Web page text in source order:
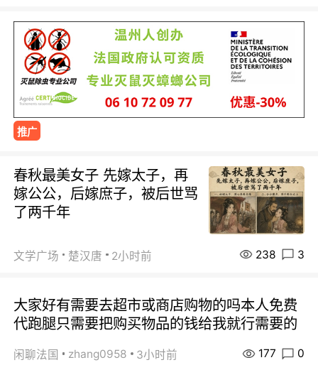
推广
春秋最美女子 先嫁太子，再
嫁公公，后嫁庶子，被后世骂
了两千年
文学广场 楚汉唐 2小时前 238 3
大家好有需要去超市或商店购物的吗本人免费
代跑腿只需要把购买物品的钱给我就行需要的
闲聊法国 zhang0958 3小时前 177 0